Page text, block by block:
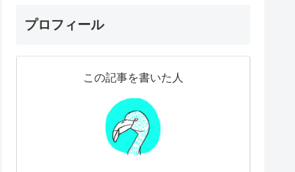
プロフィール
この記事を書いた人